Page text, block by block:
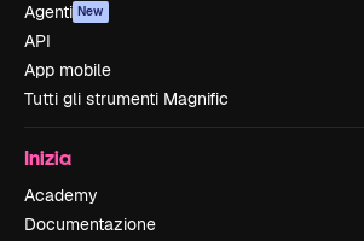
Agenti New
API
App mobile
Tutti gli strumenti Magnific
Inizia
Academy
Documentazione